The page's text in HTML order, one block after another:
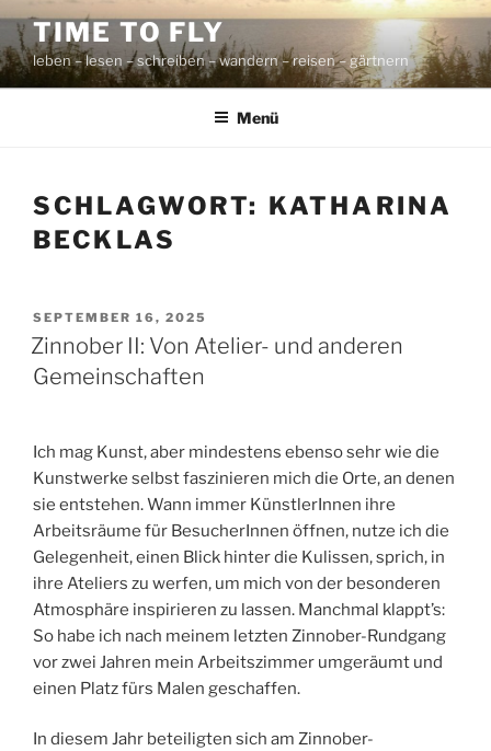
Zum
Inhalt
springen
TIME TO FLY
leben – lesen – schreiben – wandern – reisen – gärtnern
Menü
SCHLAGWORT: KATHARINA
BECKLAS
VERÖFFENTLICHT
AM
SEPTEMBER 16, 2025
Zinnober II: Von Atelier- und anderen
Gemeinschaften
Ich mag Kunst, aber mindestens ebenso sehr wie die
Kunstwerke selbst faszinieren mich die Orte, an denen
sie entstehen. Wann immer KünstlerInnen ihre
Arbeitsräume für BesucherInnen öffnen, nutze ich die
Gelegenheit, einen Blick hinter die Kulissen, sprich, in
ihre Ateliers zu werfen, um mich von der besonderen
Atmosphäre inspirieren zu lassen. Manchmal klappt’s:
So habe ich nach meinem letzten Zinnober-Rundgang
vor zwei Jahren mein Arbeitszimmer umgeräumt und
einen Platz fürs Malen geschaffen.
In diesem Jahr beteiligten sich am Zinnober-